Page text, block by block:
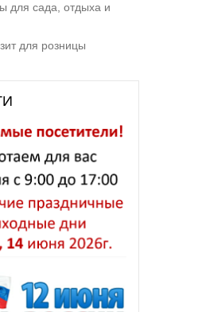
для сада, отдыха и
для розницы